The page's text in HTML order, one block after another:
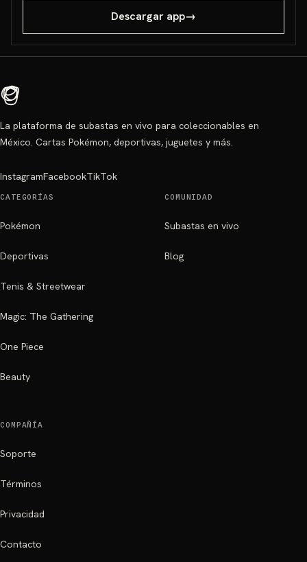
Descargar app→
La plataforma de subastas en vivo para coleccionables en
México. Cartas Pokémon, deportivas, juguetes y más.
InstagramFacebookTikTok
CATEGORÍAS
Pokémon
Deportivas
Tenis & Streetwear
Magic: The Gathering
One Piece
Beauty
COMUNIDAD
Subastas en vivo
Blog
COMPAÑÍA
Soporte
Términos
Privacidad
Contacto